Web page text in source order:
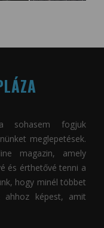
sohasem fogjuk
meglepetések.
magazin, amely
és érthetővé tenni a
hogy minél többet
ahhoz képest, amit